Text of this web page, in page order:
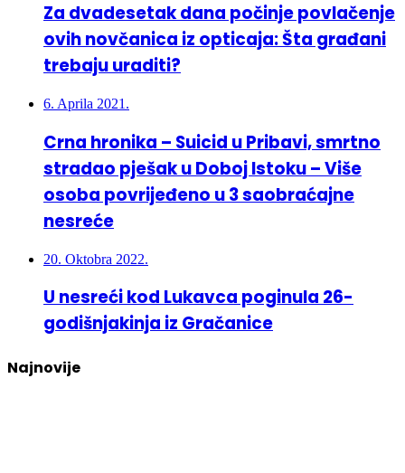
Za dvadesetak dana počinje povlačenje
ovih novčanica iz opticaja: Šta građani
trebaju uraditi?
6. Aprila 2021.
Crna hronika – Suicid u Pribavi, smrtno
stradao pješak u Doboj Istoku – Više
osoba povrijeđeno u 3 saobraćajne
nesreće
20. Oktobra 2022.
U nesreći kod Lukavca poginula 26-
godišnjakinja iz Gračanice
Najnovije